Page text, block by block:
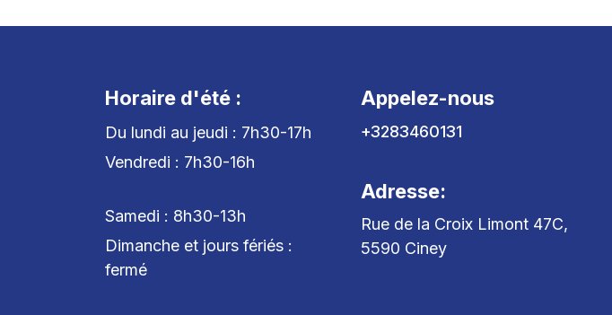
Horaire d'été :
Du lundi au jeudi : 7h30-17h
Vendredi : 7h30-16h
Samedi : 8h30-13h
Dimanche et jours fériés :
fermé
Appelez-nous
+3283460131
Adresse:
Rue de la Croix Limont 47C,
5590 Ciney